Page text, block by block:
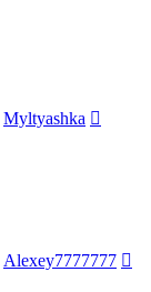
Myltyashka
Alexey7777777